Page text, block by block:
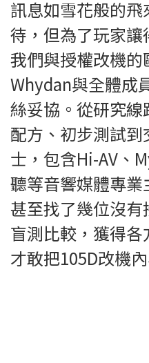
訊息如雪花般的
待，但為了玩家讓
我們與授權改機
Whydan與全體成
絲妥協。從研究
配方、初步測試
士，包含Hi-AV、
聽等音響媒體專業
甚至找了幾位沒
盲測比較，獲得
才敢把105D改機